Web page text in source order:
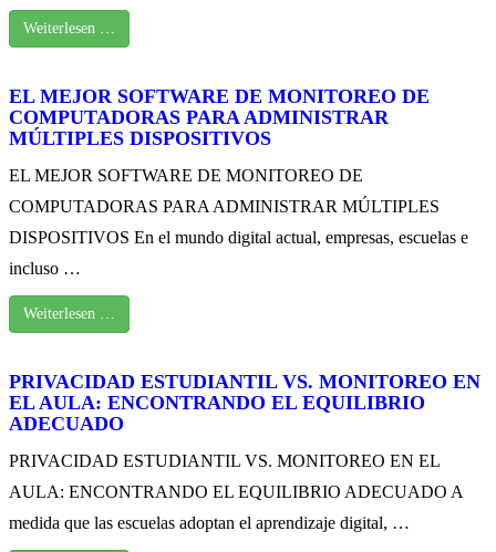
Weiterlesen …
EL MEJOR SOFTWARE DE MONITOREO DE
COMPUTADORAS PARA ADMINISTRAR
MÚLTIPLES DISPOSITIVOS
EL MEJOR SOFTWARE DE MONITOREO DE
COMPUTADORAS PARA ADMINISTRAR MÚLTIPLES
DISPOSITIVOS En el mundo digital actual, empresas, escuelas e
incluso …
Weiterlesen …
PRIVACIDAD ESTUDIANTIL VS. MONITOREO EN
EL AULA: ENCONTRANDO EL EQUILIBRIO
ADECUADO
PRIVACIDAD ESTUDIANTIL VS. MONITOREO EN EL
AULA: ENCONTRANDO EL EQUILIBRIO ADECUADO A
medida que las escuelas adoptan el aprendizaje digital, …